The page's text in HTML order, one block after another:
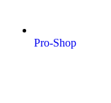
Pro-Shop